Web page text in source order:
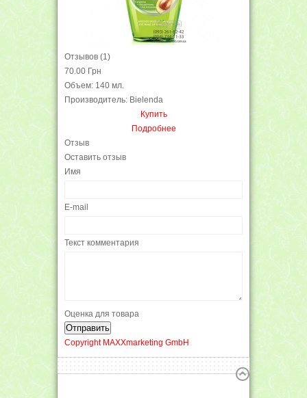
Отзывов (1)
70.00 Грн
Объем: 140 мл.
Производитель: Bielenda
Купить
Подробнее
Отзыв
Оставить отзыв
Имя
E-mail
Текст комментария
Оценка для товара
Copyright MAXXmarketing GmbH